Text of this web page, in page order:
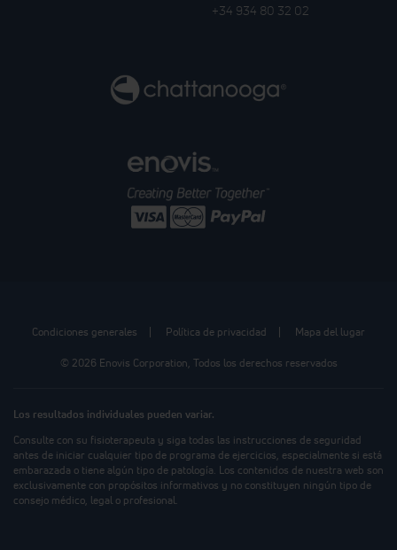
+34 934 80 32 02
Condiciones generales Política de privacidad Mapa del lugar
© 2026 Enovis Corporation, Todos los derechos reservados
Los resultados individuales pueden variar.
Consulte con su fisioterapeuta y siga todas las instrucciones de seguridad
antes de iniciar cualquier tipo de programa de ejercicios, especialmente si está
embarazada o tiene algún tipo de patología. Los contenidos de nuestra web son
exclusivamente con propósitos informativos y no constituyen ningún tipo de
consejo médico, legal o profesional.